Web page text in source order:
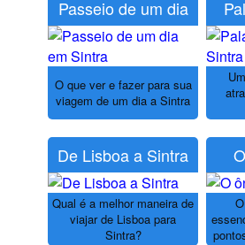
Passeio de um dia
O que ver e fazer para sua
viagem de um dia a Sintra
De Lisboa a Sintra
Qual é a melhor maneira de
viajar de Lisboa para
Sintra?